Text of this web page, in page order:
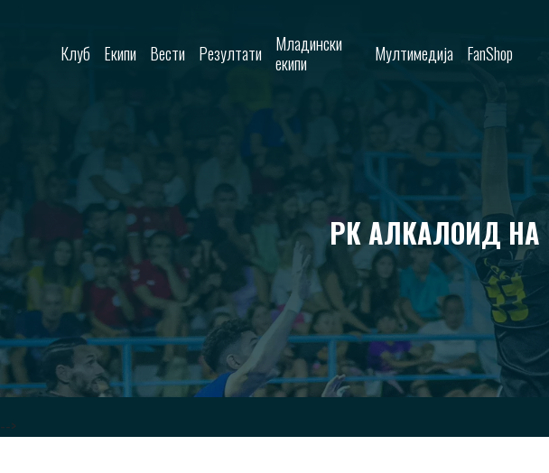
Клуб Екипи Вести Резултати
Младински
екипи
Мултимедија FanShop
РК АЛКАЛОИД НА
-->